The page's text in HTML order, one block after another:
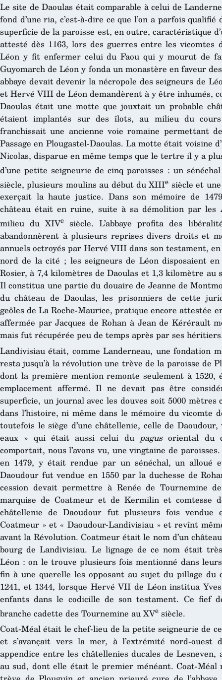
Le site de Daoulas était comparable à celui de
fond d’une ria, c’est-à-dire ce que l’on a parfois
superficie de la paroisse est, en outre, caractéristique
attesté dès 1163, lors des guerres entre les
Léon y fit enfermer celui du Faou qui y mourut de
Guyomarch de Léon y fonda un monastère en faveur
abbaye devait devenir la nécropole des seigneurs de
et Hervé VIII de Léon demandèrent à y être inhumés,
Daoulas était une motte que jouxtait un probable
étaient implantés sur des îlots, au milieu du
franchissait une ancienne voie romaine permettant
Passage en Plougastel-Daoulas. La motte était voisine
Nicolas, disparue en même temps que le tertre il y a
d’une petite seigneurie de cinq paroisses : un
siècle, plusieurs moulins au début du XIIIe siècle et
exerçait la haute justice. Dans son mémoire de
château était en ruine, suite à sa démolition par les
milieu du XIVe siècle. L’abbaye profita des
abandonnèrent à plusieurs reprises divers droits et
annuels octroyés par Hervé VIII dans son testament,
nord de la cité ; les seigneurs de Léon disposaient
Rosier, à 7,4 kilomètres de Daoulas et 1,3 kilomètre au
Il constitua une partie du douaire de Jeanne de
du château de Daoulas, les prisonniers de cette
geôles de La Roche-Maurice, pratique encore attestée
affermée par Jacques de Rohan à Jean de Kérérault
mais fut récupérée peu de temps après par ses
Landivisiau était, comme Landerneau, une fondation
resta jusqu’à la révolution une trève de la paroisse de
dont la première mention remonte seulement à
emplacement affermé. Il ne devait pas être
superficie, un journal avec les douves soit 5000
dans l’histoire, ni même dans le mémoire du vicomte
toutefois le siège d’une châtellenie, celle de
eaux » qui était aussi celui du pagusoriental du
comportait, nous l’avons vu, une vingtaine de
en 1479, y était rendue par un sénéchal, un alloué
Daoudour fut vendue en 1550 par la duchesse de
cession devait permettre à Renée de Tournemine
marquise de Coatmeur et de Kermilin et comtesse
châtellenie de Daoudour fut plusieurs fois vendue
Coatmeur » et « Daoudour-Landivisiau » et revînt
avant la Révolution. Coatmeur était le nom d’un
bourg de Landivisiau. Le lignage de ce nom était
Léon : on le trouve plusieurs fois mentionné dans
fin à une querelle les opposant au sujet du pillage du
1241, et 1344, lorsque Hervé VII de Léon institua
enfants dans le codicille de son testament. Ce fief
branche cadette des Tournemine au XVe siècle.
Coat-Méal était le chef-lieu de la petite seigneurie de
et s’avançait vers la mer, à l’extrémité nord-
appendice entre les châtellenies ducales de
au sud, dont elle était le premier ménéant. Coat-Méal